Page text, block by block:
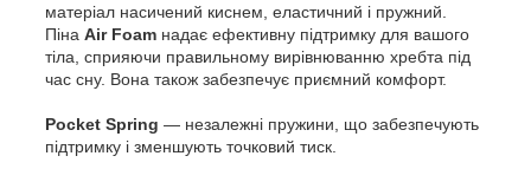
матеріал насичений киснем, еластичний і пружний.
Піна Air Foam надає ефективну підтримку для вашого
тіла, сприяючи правильному вирівнюванню хребта під
час сну. Вона також забезпечує приємний комфорт.
Pocket Spring — незалежні пружини, що забезпечують
підтримку і зменшують точковий тиск.